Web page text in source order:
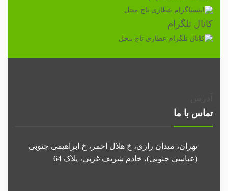
کانال تلگرام
تماس با ما
تهران، میدان رازی، خ هلال احمر، خ ابراهیمی جنوبی
(عباسی جنوبی)، خادم شریف غربی، پلاک 64